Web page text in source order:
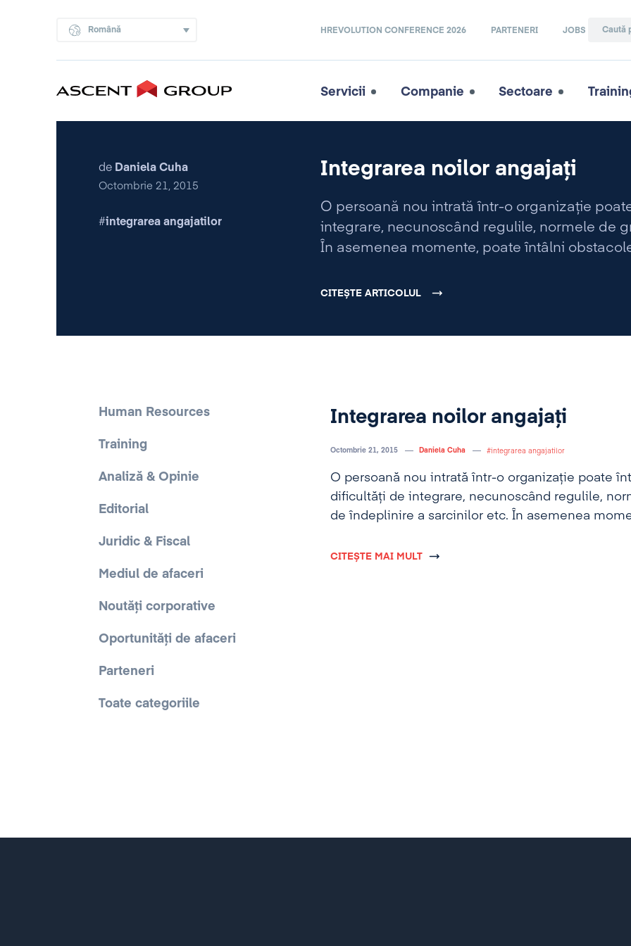
Română HREVOLUTION CONFERENCE 2026 PARTENERI JOBS
Servicii Companie Sectoare
de Daniela Cuha
Octombrie 21, 2015
integrarea angajatilor
Integrarea noilor angajați
O persoană nou intrată într-o organizaţie
integrare, necunoscând regulile, normele de
În asemenea momente, poate întâlni
importanţă procesului de integrare.
CITEȘTE ARTICOLUL
Human Resources
Training
Analiză & Opinie
Editorial
Juridic & Fiscal
Mediul de afaceri
Noutăți corporative
Oportunități de afaceri
Parteneri
Toate categoriile
Integrarea noilor angajați
Octombrie 21, 2015 Daniela Cuha integrarea angajatilor
O persoană nou intrată într-o organizaţie poate înt
dificultăţi de integrare, necunoscând regulile,
de îndeplinire a sarcinilor etc. În asemenea
putem rezolva o astfel de problemă trebuie sa
CITEȘTE MAI MULT